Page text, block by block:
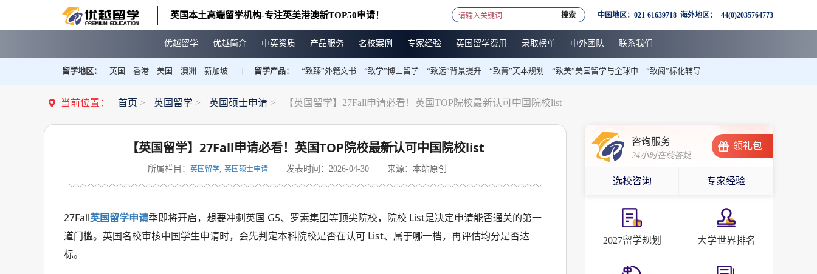
英国本土高端留学机构-专注英美港澳新TOP50申请！ 中国地区：021-61639718 海外地区：+44(0)2035764773
搜索
优越留学 优越简介 中英资质 产品服务 名校案例 专家经验 英国留学费用 录取榜单 中外团队 联系我们
留学地区： 英国 香港 美国 澳洲 新加坡 留学产品： “致臻”外籍文书 “致学”博士留学 “致远”背景提升 “致菁”英本规划 “致美”美国留学与全球申 “致阅”标化辅导
当前位置： 首页 > 英国留学 > 英国硕士申请 > 【英国留学】​27Fall申请必看！英国TOP院校最新认可中国院校list
【英国留学】​27Fall申请必看！英国TOP院校最新认可中国院校list
所属栏目： 英国留学, 英国硕士申请 发表时间：2026-04-30 来源：本站原创
27Fall英国留学申请季即将开启，想要冲刺英国 G5、罗素集团等顶尖院校，院校 List是决定申请能否通关的第一
道门槛。英国名校审核中国学生申请时，会先判定本科院校是否在认可 List、属于哪一档，再评估均分是否达
标。
咨询服务
24小时在线答疑
选校咨询 专家经验
领礼包
2027留学规划 大学世界排名